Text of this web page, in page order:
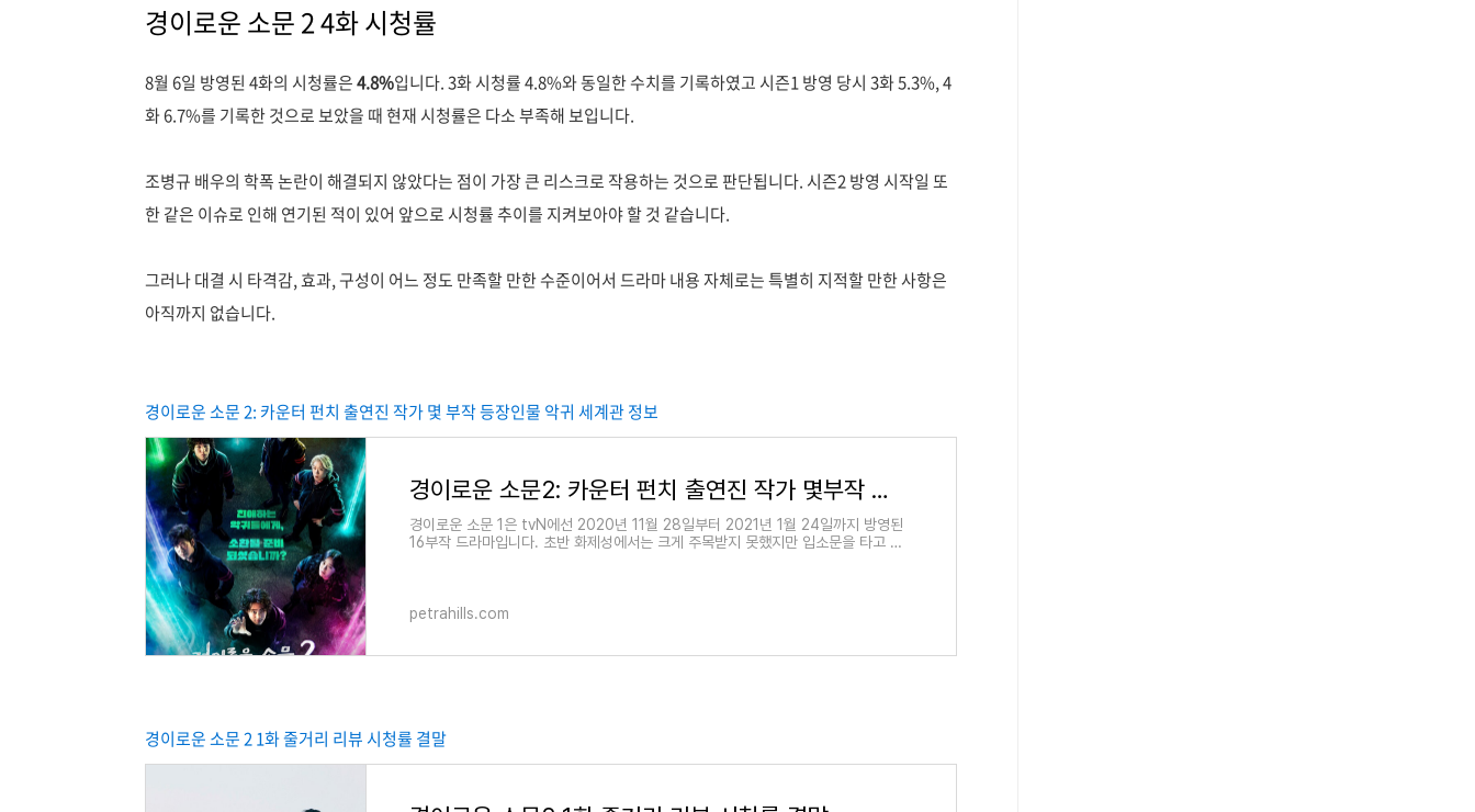
경이로운 소문 2 4화 시청률
8월 6일 방영된 4화의 시청률은4.8%입니다.3화 시청률 4.8%와 동일한 수치를 기록하였고 시즌1 방영 당시 3화 5.3%, 4
화 6.7%를 기록한 것으로 보았을 때 현재 시청률은 다소 부족해 보입니다.
조병규 배우의 학폭 논란이 해결되지 않았다는 점이 가장 큰 리스크로 작용하는 것으로 판단됩니다. 시즌2 방영 시작일 또
한 같은 이슈로 인해 연기된 적이 있어 앞으로 시청률 추이를 지켜보아야 할 것 같습니다.
그러나 대결 시 타격감, 효과, 구성이 어느 정도 만족할 만한 수준이어서 드라마 내용 자체로는 특별히 지적할 만한 사항은
아직까지 없습니다.
경이로운 소문 2: 카운터 펀치 출연진 작가 몇 부작 등장인물 악귀 세계관 정보
경이로운 소문2: 카운터 펀치 출연진 작가 몇부작 등장인물 악귀 세계관 정보
경이로운 소문 1은 tvN에선 2020년 11월 28일부터 2021년 1월 24일까지 방영된
16부작 드라마입니다. 초반 화제성에서는 크게 주목받지 못했지만 입소문을 타고 후
petrahills.com
경이로운 소문 2 1화 줄거리 리뷰 시청률 결말